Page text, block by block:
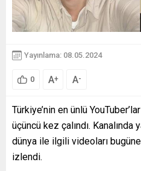
Yayınlama: 08.05.2024
0 A+ A-
Türkiye’nin en ünlü
üçüncü kez çalındı. Kanalında
dünya ile ilgili videoları
izlendi.